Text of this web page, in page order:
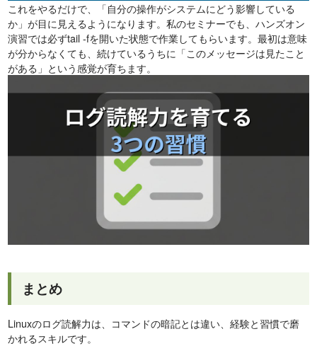
これをやるだけで、「自分の操作がシステムにどう影響している
か」が目に見えるようになります。私のセミナーでも、ハンズオン
演習では必ずtail -fを開いた状態で作業してもらいます。最初は意味
が分からなくても、続けているうちに「このメッセージは見たこと
がある」という感覚が育ちます。
まとめ
Linuxのログ読解力は、コマンドの暗記とは違い、経験と習慣で磨
かれるスキルです。